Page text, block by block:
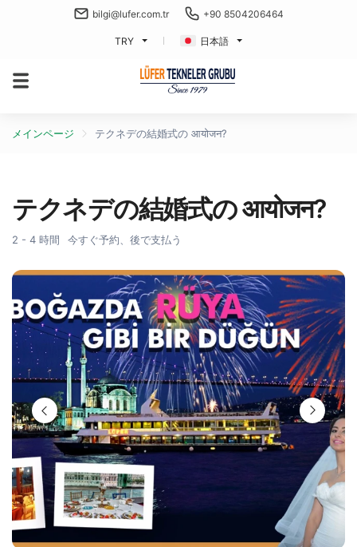
bilgi@lufer.com.tr +90 8504206464
TRY 日本語
メインページ テクネデの結婚式の आयोजन?
テクネデの結婚式の आयोजन?
2 - 4 時間 今すぐ予約、後で支払う